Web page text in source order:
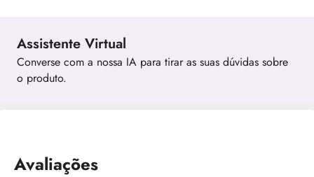
Assistente Virtual
Converse com a nossa IA para tirar as suas dúvidas sobre
o produto.
Avaliações